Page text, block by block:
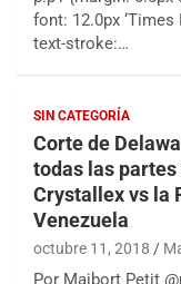
font: 12.0px ‘Times
text-stroke:…
SIN CATEGORÍA
Corte de
todas las
Crystallex vs la
Venezuela
octubre 11, 2018
Por Maibort Petit